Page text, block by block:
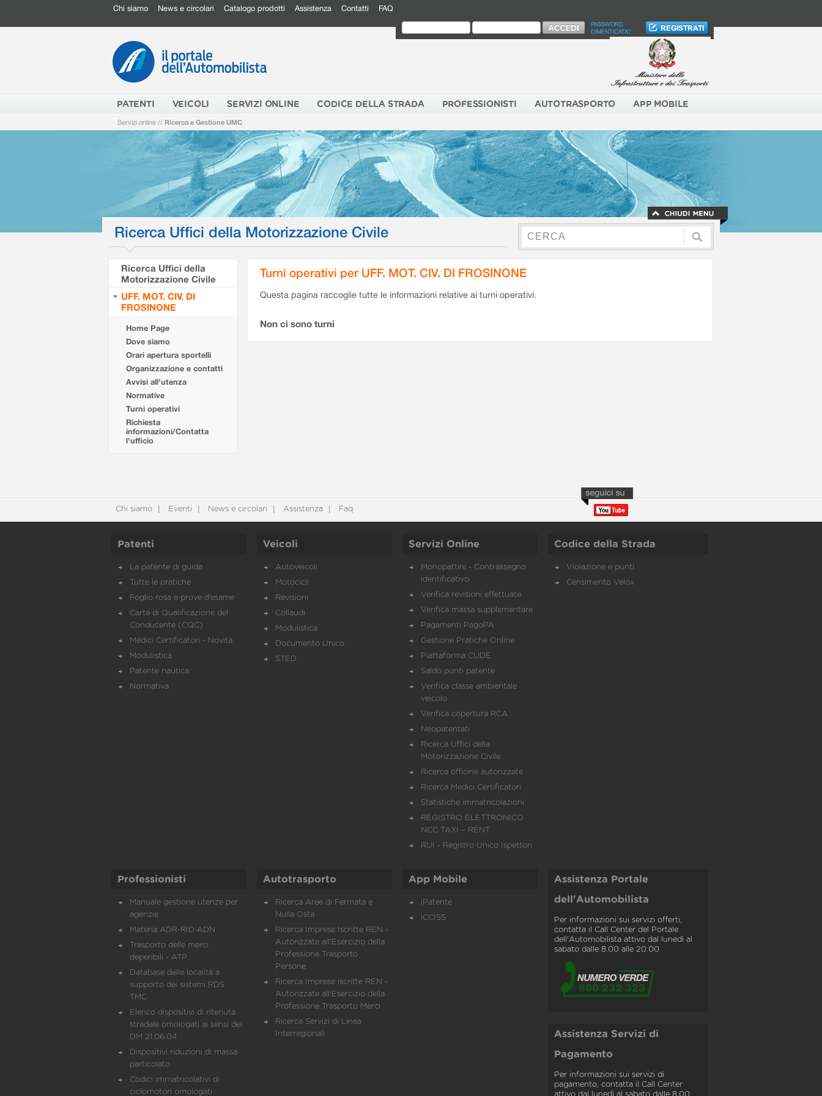
Chi siamo News e circolari Catalogo prodotti Assistenza Contatti FAQ
PASSWORD
DIMENTICATA?
PATENTI VEICOLI SERVIZI ONLINE CODICE DELLA STRADA PROFESSIONISTI AUTOTRASPORTO APP MOBILE
Servizi online // Ricerca e Gestione UMC
Ricerca Uffici della Motorizzazione Civile
Ricerca Uffici della
Motorizzazione Civile
UFF. MOT. CIV. DI
FROSINONE
Home Page
Dove siamo
Orari apertura sportelli
Organizzazione e contatti
Avvisi all'utenza
Normative
Turni operativi
Richiesta
informazioni/Contatta
l'ufficio
Turni operativi per UFF. MOT. CIV. DI FROSINONE
Questa pagina raccoglie tutte le informazioni relative ai turni operativi.
Non ci sono turni
Chi siamo Eventi News e circolari Assistenza Faq
Patenti
La patente di guida
Tutte le pratiche
Foglio rosa e prove d’esame
Carta di Qualificazione del
Conducente (CQC)
Medici Certificatori - Novità
Modulistica
Patente nautica
Normativa
Veicoli
Autoveicoli
Motocicli
Revisioni
Collaudi
Modulistica
Documento Unico
STED
Servizi Online
Monopattini - Contrassegno
identificativo
Verifica revisioni effettuate
Verifica massa supplementare
Pagamenti PagoPA
Gestione Pratiche Online
Piattaforma CUDE
Saldo punti patente
Verifica classe ambientale
veicolo
Verifica copertura RCA
Neopatentati
Ricerca Uffici della
Motorizzazione Civile
Ricerca officine autorizzate
Ricerca Medici Certificatori
Statistiche immatricolazioni
REGISTRO ELETTRONICO
NCC TAXI – RENT
RUI - Registro Unico Ispettori
Codice della Strada
Violazione e punti
Censimento Velox
Professionisti
Manuale gestione utenze per
agenzie
Materia ADR-RID-ADN
Trasporto delle merci
deperibili - ATP
Database delle località a
supporto dei sistemi RDS
TMC
Elenco dispositivi di ritenuta
stradale omologati ai sensi del
DM 21.06.04
Dispositivi riduzioni di massa
particolato
Codici immatricolativi di
ciclomotori omologati
Autotrasporto
Ricerca Aree di Fermata e
Nulla Osta
Ricerca Imprese Iscritte REN -
Autorizzate all'Esercizio della
Professione Trasporto
Persone
Ricerca Imprese iscritte REN -
Autorizzate all'Esercizio della
Professione Trasporto Merci
Ricerca Servizi di Linea
Interregionali
App Mobile
iPatente
iCCISS
Assistenza Portale
dell'Automobilista
Per informazioni sui servizi offerti,
contatta il Call Center del Portale
dell'Automobilista attivo dal lunedì al
sabato dalle 8.00 alle 20.00
Assistenza Servizi di
Pagamento
Per informazioni sui servizi di
pagamento, contatta il Call Center